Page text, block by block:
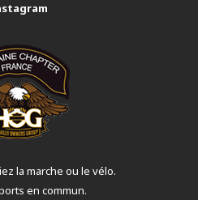
la marche ou le vélo.
en commun.